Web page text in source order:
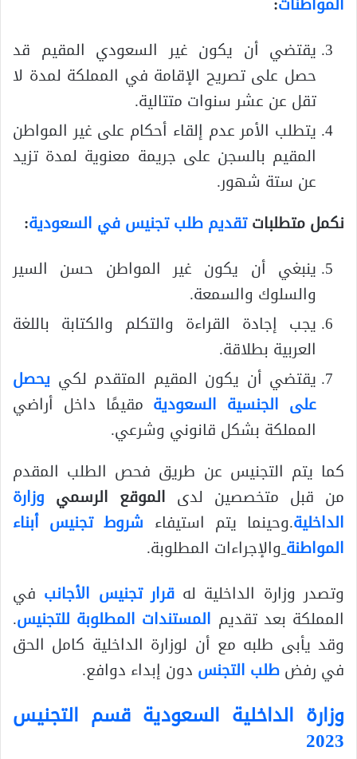
يقتضي أن يكون غير السعودي المقيم قد
حصل على تصريح الإقامة في المملكة لمدة لا
تقل عن عشر سنوات متتالية.
يتطلب الأمر عدم إلقاء أحكام على غير المواطن
المقيم بالسجن على جريمة معنوية لمدة تزيد
عن ستة شهور.
نكمل متطلباتتقديم طلب تجنيس في السعودية:
ينبغي أن يكون غير المواطن حسن السير
والسلوك والسمعة.
يجب إجادة القراءة والتكلم والكتابة باللغة
العربية بطلاقة.
يقتضي أن يكون المقيم المتقدم لكي يحصل
على الجنسية السعودية مقيمًا داخل أراضي
المملكة بشكل قانوني وشرعي.
كما يتم التجنيس عن طريق فحص الطلب المقدم
من قبل متخصصين لدى الموقع الرسمي وزارة
الداخلية.وحينما يتم استيفاء شروط تجنيس أبناء
المواطنة والإجراءات المطلوبة.
وتصدر وزارة الداخلية له قرار تجنيس الأجانب في
المملكة بعد تقديم المستندات المطلوبة للتجنيس.
وقد يأبى طلبه مع أن لوزارة الداخلية كامل الحق
في رفضطلب التجنس دون إبداء دوافع.
وزارة الداخلية السعودية قسم التجنيس
2023